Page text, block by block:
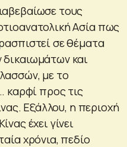
τους
Ασία πως
σε θέματα
και
με το
καρφί προς τις
Εξάλλου, η περιοχή
έχει γίνει
χρόνια, πεδίο